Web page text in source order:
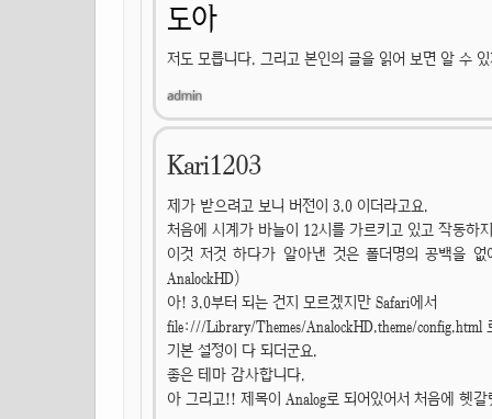
도아
저도 모릅니다. 그리고 본인의 글을 읽어 보면 알 수
Kari1203
제가 받으려고 보니 버전이 3.0 이더라고요.
처음에 시계가 바늘이 12시를 가르키고 있고 작동하
이것 저것 하다가 알아낸 것은 폴더명의 공백을
AnalockHD)
아! 3.0부터 되는 건지 모르겠지만 Safari에서
file:///Library/Themes/AnalockHD.theme/config.html
기본 설정이 다 되더군요.
좋은 테마 감사합니다.
아 그리고!! 제목이 Analog로 되어있어서 처음에 헷갈